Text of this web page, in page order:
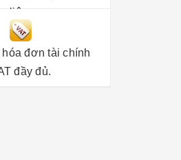
liệu.
đơn tài chính
đầy đủ.